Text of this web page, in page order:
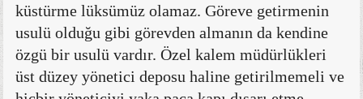
küstürme lüksümüz olamaz. Göreve getirmenin
usulü olduğu gibi görevden almanın da kendine
özgü bir usulü vardır. Özel kalem müdürlükleri
üst düzey yönetici deposu haline getirilmemeli ve